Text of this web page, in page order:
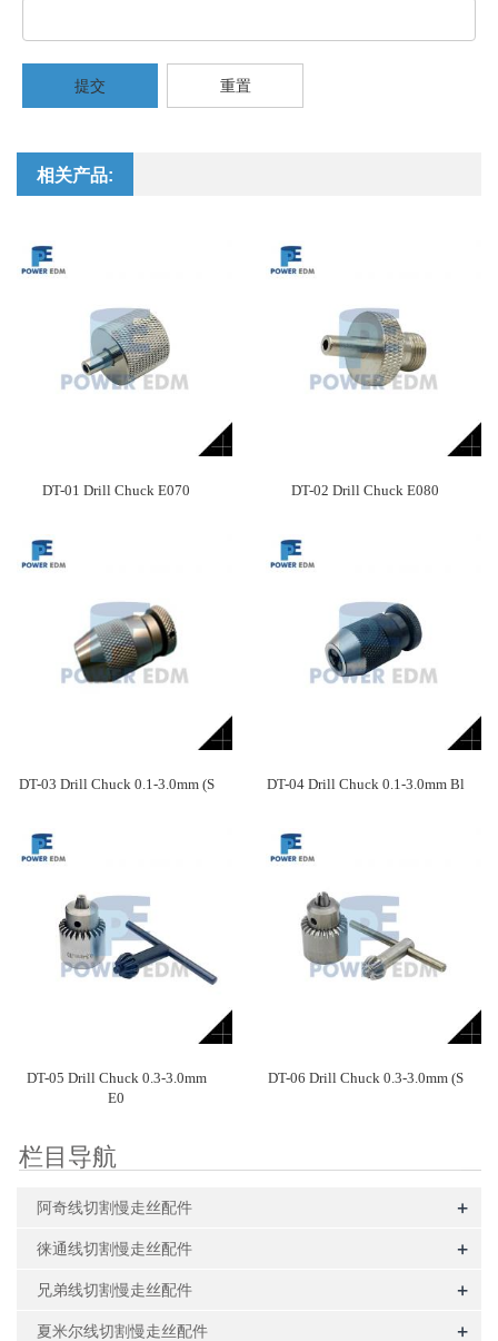
提交 重置
相关产品:
DT-01 Drill Chuck E070 DT-02 Drill Chuck E080
DT-03 Drill Chuck 0.1-3.0mm (S DT-04 Drill Chuck 0.1-3.0mm Bl
DT-05 Drill Chuck 0.3-3.0mm
E0
DT-06 Drill Chuck 0.3-3.0mm (S
栏目导航
阿奇线切割慢走丝配件 +
徕通线切割慢走丝配件 +
兄弟线切割慢走丝配件 +
夏米尔线切割慢走丝配件 +